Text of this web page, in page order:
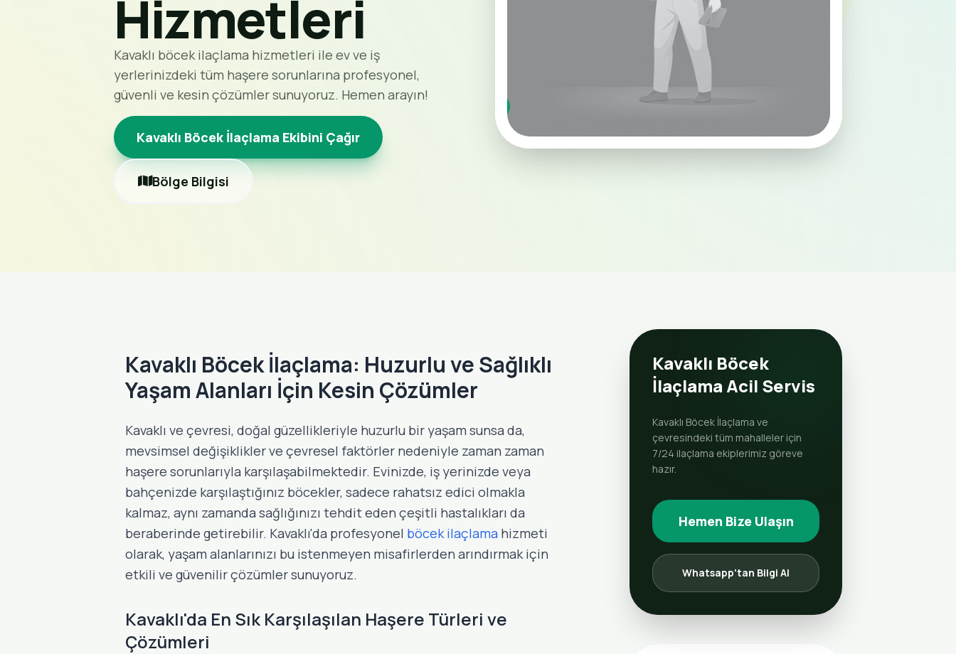
Hizmetleri
Kavaklı böcek ilaçlama hizmetleri ile ev ve iş
yerlerinizdeki tüm haşere sorunlarına profesyonel,
güvenli ve kesin çözümler sunuyoruz. Hemen arayın!
Kavaklı Böcek İlaçlama Ekibini Çağır
Bölge Bilgisi
Kavaklı Böcek İlaçlama: Huzurlu ve Sağlıklı
Yaşam Alanları İçin Kesin Çözümler
Kavaklı ve çevresi, doğal güzellikleriyle huzurlu bir yaşam sunsa da,
mevsimsel değişiklikler ve çevresel faktörler nedeniyle zaman zaman
haşere sorunlarıyla karşılaşabilmektedir. Evinizde, iş yerinizde veya
bahçenizde karşılaştığınız böcekler, sadece rahatsız edici olmakla
kalmaz, aynı zamanda sağlığınızı tehdit eden çeşitli hastalıkları da
beraberinde getirebilir. Kavaklı'da profesyonel böcek ilaçlama hizmeti
olarak, yaşam alanlarınızı bu istenmeyen misafirlerden arındırmak için
etkili ve güvenilir çözümler sunuyoruz.
Kavaklı'da En Sık Karşılaşılan Haşere Türleri ve
Çözümleri
Kavaklı Böcek
İlaçlama Acil Servis
Kavaklı Böcek İlaçlama ve
çevresindeki tüm mahalleler için
7/24 ilaçlama ekiplerimiz göreve
hazır.
Hemen Bize Ulaşın
Whatsapp'tan Bilgi Al